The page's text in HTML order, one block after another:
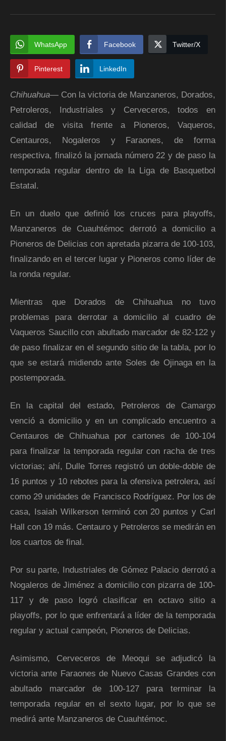
WhatsApp Facebook Twitter/X
Pinterest LinkedIn
Chihuahua— Con la victoria de Manzaneros, Dorados,
Petroleros, Industriales y Cerveceros, todos en
calidad de visita frente a Pioneros, Vaqueros,
Centauros, Nogaleros y Faraones, de forma
respectiva, finalizó la jornada número 22 y de paso la
temporada regular dentro de la Liga de Basquetbol
Estatal.
En un duelo que definió los cruces para playoffs,
Manzaneros de Cuauhtémoc derrotó a domicilio a
Pioneros de Delicias con apretada pizarra de 100-103,
finalizando en el tercer lugar y Pioneros como líder de
la ronda regular.
Mientras que Dorados de Chihuahua no tuvo
problemas para derrotar a domicilio al cuadro de
Vaqueros Saucillo con abultado marcador de 82-122 y
de paso finalizar en el segundo sitio de la tabla, por lo
que se estará midiendo ante Soles de Ojinaga en la
postemporada.
En la capital del estado, Petroleros de Camargo
venció a domicilio y en un complicado encuentro a
Centauros de Chihuahua por cartones de 100-104
para finalizar la temporada regular con racha de tres
victorias; ahí, Dulle Torres registró un doble-doble de
16 puntos y 10 rebotes para la ofensiva petrolera, así
como 29 unidades de Francisco Rodríguez. Por los de
casa, Isaiah Wilkerson terminó con 20 puntos y Carl
Hall con 19 más. Centauro y Petroleros se medirán en
los cuartos de final.
Por su parte, Industriales de Gómez Palacio derrotó a
Nogaleros de Jiménez a domicilio con pizarra de 100-
117 y de paso logró clasificar en octavo sitio a
playoffs, por lo que enfrentará a líder de la temporada
regular y actual campeón, Pioneros de Delicias.
Asimismo, Cerveceros de Meoqui se adjudicó la
victoria ante Faraones de Nuevo Casas Grandes con
abultado marcador de 100-127 para terminar la
temporada regular en el sexto lugar, por lo que se
medirá ante Manzaneros de Cuauhtémoc.